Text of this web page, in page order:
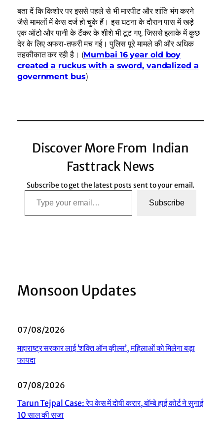
बता दें कि किशोर पर इससे पहले से भी मारपीट और शांति भंग करने
जैसे मामलों में केस दर्ज हो चुके हैं। इस घटना के दौरान पास में खड़े
एक ऑटो और पानी के टैंकर के शीशे भी टूट गए, जिससे इलाके में कुछ
देर के लिए अफरा-तफरी मच गई। पुलिस पूरे मामले की और अधिक
तहकीकात कर रही है। (Mumbai 16 year old boy
created a ruckus with a sword, vandalized a
government bus)
Discover More From Indian
Fasttrack News
Subscribe to get the latest posts sent to your email.
Type your email…
Subscribe
Monsoon Updates
07/08/2026
महाराष्ट्र सरकार लाई ‘शक्ति ऑन व्हील्स’, महिलाओं को मिलेगा बड़ा
फायदा
07/08/2026
Tarun Tejpal Case: रेप केस में दोषी करार, बॉम्बे हाई कोर्ट ने सुनाई
10 साल की सजा